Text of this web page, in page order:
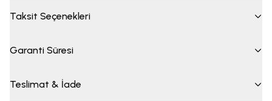
Taksit Seçenekleri
Garanti Süresi
Teslimat & İade